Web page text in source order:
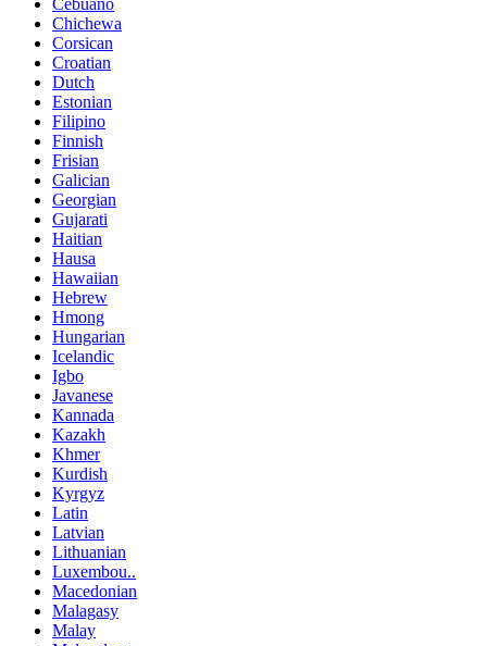
Chichewa
Corsican
Croatian
Dutch
Estonian
Filipino
Finnish
Frisian
Galician
Georgian
Gujarati
Haitian
Hausa
Hawaiian
Hebrew
Hmong
Hungarian
Icelandic
Igbo
Javanese
Kannada
Kazakh
Khmer
Kurdish
Kyrgyz
Latin
Latvian
Lithuanian
Luxembou..
Macedonian
Malagasy
Malay